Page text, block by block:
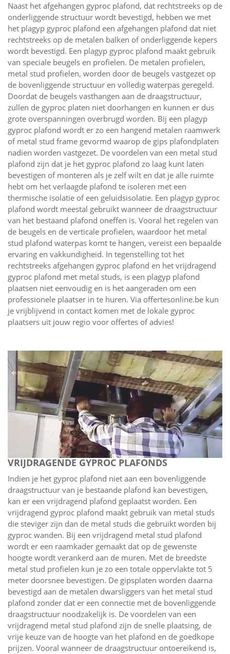
Naast het afgehangen gyproc plafond, dat rechtstreeks op de
onderliggende structuur wordt bevestigd, hebben we met
het plagyp gyproc plafond een afgehangen plafond dat niet
rechtstreeks op de metalen balken of onderliggende kepers
wordt bevestigd. Een plagyp gyproc plafond maakt gebruik
van speciale beugels en profielen. De metalen profielen,
metal stud profielen, worden door de beugels vastgezet op
de bovenliggende structuur en volledig waterpas geregeld.
Doordat de beugels vasthangen aan de draagstructuur,
zullen de gyproc platen niet doorhangen en kunnen er dus
grote overspanningen overbrugd worden. Bij een plagyp
gyproc plafond wordt er zo een hangend metalen raamwerk
of metal stud frame gevormd waarop de gips plafondplaten
nadien worden vastgezet. De voordelen van een metal stud
plafond zijn dat je het gyproc plafond zo laag kunt laten
bevestigen of monteren als je zelf wilt en dat je alle ruimte
hebt om het verlaagde plafond te isoleren met een
thermische isolatie of een geluidsisolatie. Een plagyp gyproc
plafond wordt meestal gebruikt wanneer de draagstructuur
van het bestaand plafond oneffen is. Vooral het regelen van
de beugels en de verticale profielen, waardoor het metal
stud plafond waterpas komt te hangen, vereist een bepaalde
ervaring en vakkundigheid. In tegenstelling tot het
rechtstreeks afgehangen gyproc plafond en het vrijdragend
gyproc plafond met metal studs, is een plagyp plafond
plaatsen niet eenvoudig en is het aangeraden om een
professionele plaatser in te huren. Via offertesonline.be kun
je vrijblijvend in contact komen met de lokale gyproc
plaatsers uit jouw regio voor offertes of advies!
VRIJDRAGENDE GYPROC PLAFONDS
Indien je het gyproc plafond niet aan een bovenliggende
draagstructuur van je bestaande plafond kan bevestigen,
kan er een vrijdragend plafond geplaatst worden. Een
vrijdragend gyproc plafond maakt gebruik van metal studs
die steviger zijn dan de metal studs die gebruikt worden bij
gyproc wanden. Bij een vrijdragend metal stud plafond
wordt er een raamkader gemaakt dat op de gewenste
hoogte wordt verankerd aan de muren. Met de breedste
metal stud profielen kun je zo een totale oppervlakte tot 5
meter doorsnee bevestigen. De gipsplaten worden daarna
bevestigd aan de metalen dwarsliggers van het metal stud
plafond zonder dat er een connectie met de bovenliggende
draagstructuur noodzakelijk is. De voordelen van een
vrijdragend metal stud plafond zijn de snelle plaatsing, de
vrije keuze van de hoogte van het plafond en de goedkope
prijzen. Vooral wanneer de draagstructuur ontoereikend is,